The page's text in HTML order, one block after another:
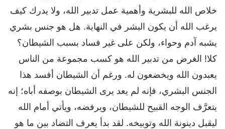
خلاص الله للبشرية وأهمية عمل تدبير الله، ولا يدرك كيف
يرغب الله أن يكون البشر في النهاية. هل هو جنس بشري
يشبه آدم وحواء، ولكن على غير فساد بسبب الشيطان؟
كلا! الغرض من تدبير الله هو كسب مجموعة من الناس
يعبدون الله ويخضعون له. ورغم أن الشيطان أفسد هذا
الجنس البشري، فإنه لم يعد يرى الشيطان بوصفه أباه؛ إنه
يتعرَّف الوجه القبيح للشيطان، ويرفضه، ويأتي أمام الله
ليقبل دينونة الله وتوبيخه. لقد بدأ يعرف التضاد بين ما هو